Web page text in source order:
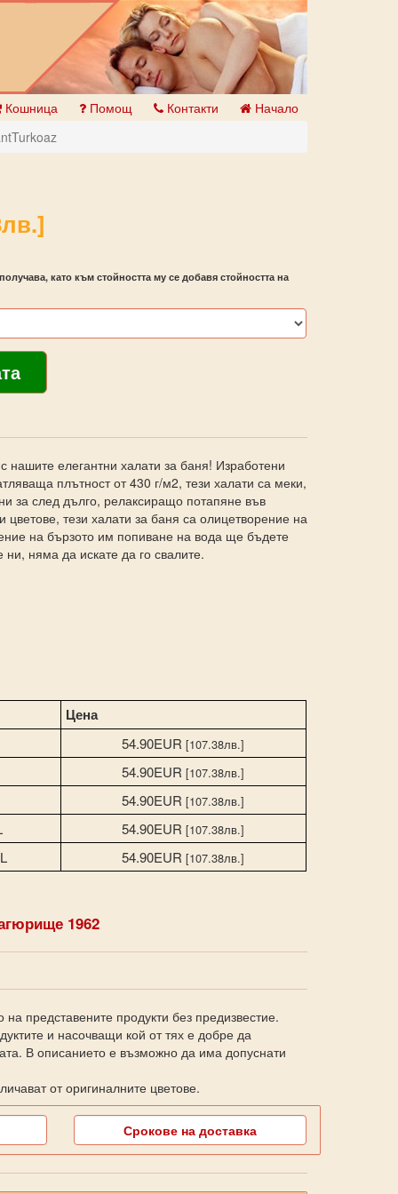
Кошница Помощ Контакти Начало
като към стойността му се добавя стойността на
нашите елегантни халати за баня! Изработени
плътност от 430 г/м2, тези халати са меки,
за след дълго, релаксиращо потапяне във
тези халати за баня са олицетворение на
на бързото им попиване на вода ще бъдете
няма да искате да го свалите.
Цена
54.90EUR[107.38лв.]
54.90EUR[107.38лв.]
54.90EUR[107.38лв.]
54.90EUR[107.38лв.]
54.90EUR[107.38лв.]
1962
представените продукти без предизвестие.
и насочващи кой от тях е добре да
В описанието е възможно да има допуснати
от оригиналните цветове.
Срокове на доставка